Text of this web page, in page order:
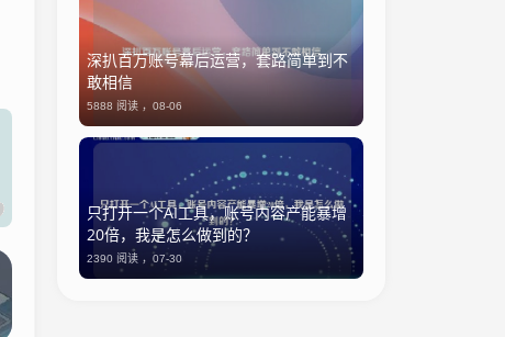
深扒百万账号幕后运营，套路简单到不
敢相信
5888 阅读 ，08-06
只打开一个AI工具，账号内容产能暴增
20倍，我是怎么做到的？
2390 阅读 ，07-30